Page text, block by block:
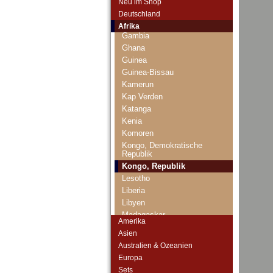
Deutschland
Afrika
Französisch Westafrika
Gabun
Gambia
Ghana
Guinea
Guinea-Bissau
Kamerun
Kap Verden
Katanga
Kenia
Komoren
Kongo, Demokratische
Republik
Kongo, Republik
Lesotho
Liberia
Libyen
Madagaskar
Mauretanien
Amerika
Asien
Australien & Ozeanien
Europa
Sets